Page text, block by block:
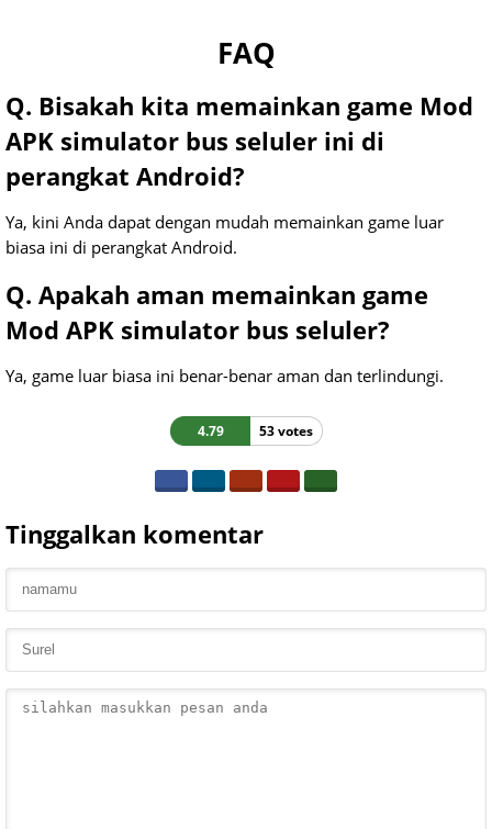
FAQ
Q. Bisakah kita memainkan game Mod
APK simulator bus seluler ini di
perangkat Android?
Ya, kini Anda dapat dengan mudah memainkan game luar
biasa ini di perangkat Android.
Q. Apakah aman memainkan game
Mod APK simulator bus seluler?
Ya, game luar biasa ini benar-benar aman dan terlindungi.
4.79 53 votes
Tinggalkan komentar